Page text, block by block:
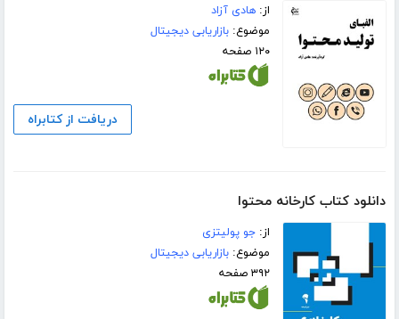
از:هادی آزاد
موضوع:بازاریابی دیجیتال
۱۲۰ صفحه
دریافت از کتابراه
دانلود کتاب کارخانه محتوا
از:جو پولیتزی
موضوع:بازاریابی دیجیتال
۳۹۲ صفحه